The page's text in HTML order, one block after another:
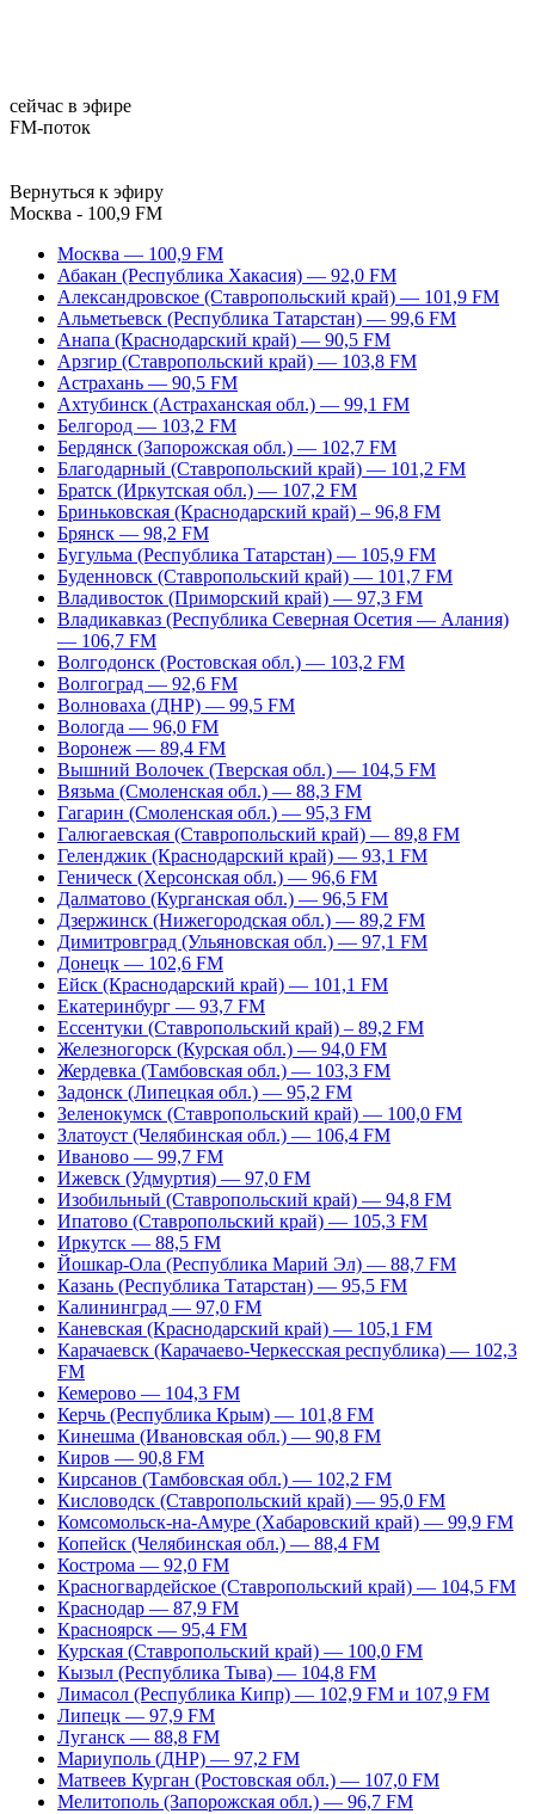
сейчас в эфире
FM-поток
Вернуться к эфиру
Москва - 100,9 FM
Москва — 100,9 FM
Абакан (Республика Хакасия) — 92,0 FM
Александровское (Ставропольский край) — 101,9 FM
Альметьевск (Республика Татарстан) — 99,6 FM
Анапа (Краснодарский край) — 90,5 FM
Арзгир (Ставропольский край) — 103,8 FM
Астрахань — 90,5 FM
Ахтубинск (Астраханская обл.) — 99,1 FM
Белгород — 103,2 FM
Бердянск (Запорожская обл.) — 102,7 FM
Благодарный (Ставропольский край) — 101,2 FM
Братск (Иркутская обл.) — 107,2 FM
Бриньковская (Краснодарский край) – 96,8 FM
Брянск — 98,2 FM
Бугульма (Республика Татарстан) — 105,9 FM
Буденновск (Ставропольский край) — 101,7 FM
Владивосток (Приморский край) — 97,3 FM
Владикавказ (Республика Северная Осетия — Алания)
— 106,7 FM
Волгодонск (Ростовская обл.) — 103,2 FM
Волгоград — 92,6 FM
Волноваха (ДНР) — 99,5 FM
Вологда — 96,0 FM
Воронеж — 89,4 FM
Вышний Волочек (Тверская обл.) — 104,5 FM
Вязьма (Смоленская обл.) — 88,3 FM
Гагарин (Смоленская обл.) — 95,3 FM
Галюгаевская (Ставропольский край) — 89,8 FM
Геленджик (Краснодарский край) — 93,1 FM
Геническ (Херсонская обл.) — 96,6 FM
Далматово (Курганская обл.) — 96,5 FM
Дзержинск (Нижегородская обл.) — 89,2 FM
Димитровград (Ульяновская обл.) — 97,1 FM
Донецк — 102,6 FM
Ейск (Краснодарский край) — 101,1 FM
Екатеринбург — 93,7 FM
Ессентуки (Ставропольский край) – 89,2 FM
Железногорск (Курская обл.) — 94,0 FM
Жердевка (Тамбовская обл.) — 103,3 FM
Задонск (Липецкая обл.) — 95,2 FM
Зеленокумск (Ставропольский край) — 100,0 FM
Златоуст (Челябинская обл.) — 106,4 FM
Иваново — 99,7 FM
Ижевск (Удмуртия) — 97,0 FM
Изобильный (Ставропольский край) — 94,8 FM
Ипатово (Ставропольский край) — 105,3 FM
Иркутск — 88,5 FM
Йошкар-Ола (Республика Марий Эл) — 88,7 FM
Казань (Республика Татарстан) — 95,5 FM
Калининград — 97,0 FM
Каневская (Краснодарский край) — 105,1 FM
Карачаевск (Карачаево-Черкесская республика) — 102,3
FM
Кемерово — 104,3 FM
Керчь (Республика Крым) — 101,8 FM
Кинешма (Ивановская обл.) — 90,8 FM
Киров — 90,8 FM
Кирсанов (Тамбовская обл.) — 102,2 FM
Кисловодск (Ставропольский край) — 95,0 FM
Комсомольск-на-Амуре (Хабаровский край) — 99,9 FM
Копейск (Челябинская обл.) — 88,4 FM
Кострома — 92,0 FM
Красногвардейское (Ставропольский край) — 104,5 FM
Краснодар — 87,9 FM
Красноярск — 95,4 FM
Курская (Ставропольский край) — 100,0 FM
Кызыл (Республика Тыва) — 104,8 FM
Лимасол (Республика Кипр) — 102,9 FM и 107,9 FM
Липецк — 97,9 FM
Луганск — 88,8 FM
Мариуполь (ДНР) — 97,2 FM
Матвеев Курган (Ростовская обл.) — 107,0 FM
Мелитополь (Запорожская обл.) — 96,7 FM